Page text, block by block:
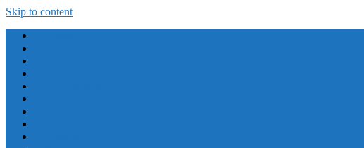
Skip to content